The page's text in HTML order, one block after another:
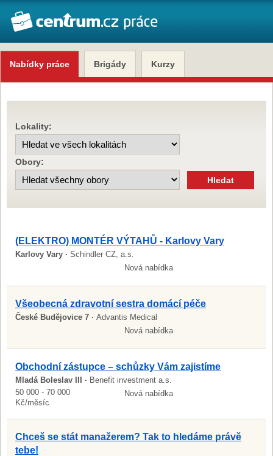
Nabídky práce Brigády Kurzy
Lokality:
Obory:
(ELEKTRO) MONTÉR VÝTAHŮ - Karlovy Vary
Karlovy Vary · Schindler CZ, a.s.
Nová nabídka
Všeobecná zdravotní sestra domácí péče
České Budějovice 7 · Advantis Medical
Nová nabídka
Obchodní zástupce – schůzky Vám zajistíme
Mladá Boleslav III · Benefit investment a.s.
50 000 - 70 000
Kč/měsíc
Nová nabídka
Chceš se stát manažerem? Tak to hledáme právě
tebe!